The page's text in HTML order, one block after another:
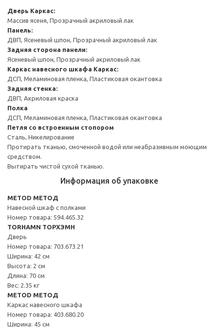
Дверь Каркас:
Массив ясеня, Прозрачный акриловый лак
Панель:
ДВП, Ясеневый шпон, Прозрачный акриловый лак
Задняя сторона панели:
Ясеневый шпон, Прозрачный акриловый лак
Каркас навесного шкафа Каркас:
ДСП, Меламиновая пленка, Пластиковая окантовка
Задняя стенка:
ДВП, Акриловая краска
Полка
ДСП, Меламиновая пленка, Пластиковая окантовка
Петля со встроенным стопором
Сталь, Никелирование
Протирать тканью, смоченной водой или неабразивным моющим
средством.
Вытирать чистой сухой тканью.
Информация об упаковке
METOD МЕТОД
Навесной шкаф с полками
Номер товара: 594.465.32
TORHAMN ТОРХЭМН
Дверь
Номер товара: 703.673.21
Ширина: 42 см
Высота: 2 см
Длина: 70 см
Вес: 2.35 кг
METOD МЕТОД
Каркас навесного шкафа
Номер товара: 403.680.20
Ширина: 45 см